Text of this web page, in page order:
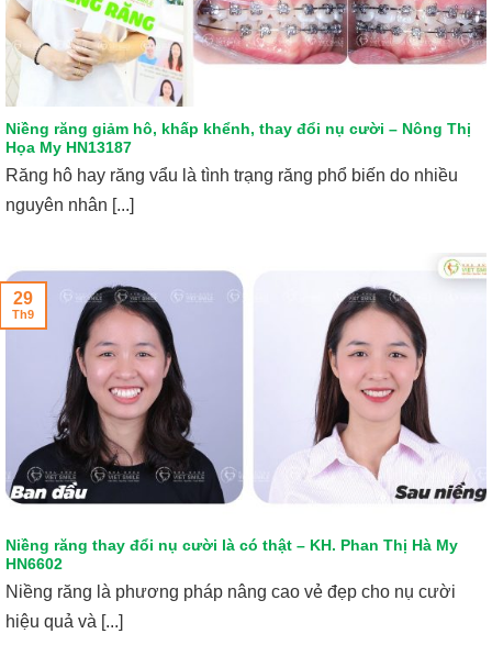
Niềng răng giảm hô, khấp khểnh, thay đổi nụ cười – Nông Thị
Họa My HN13187
Răng hô hay răng vẩu là tình trạng răng phổ biến do nhiều
nguyên nhân [...]
Niềng răng thay đổi nụ cười là có thật – KH. Phan Thị Hà My
HN6602
Niềng răng là phương pháp nâng cao vẻ đẹp cho nụ cười
hiệu quả và [...]
29
Th9